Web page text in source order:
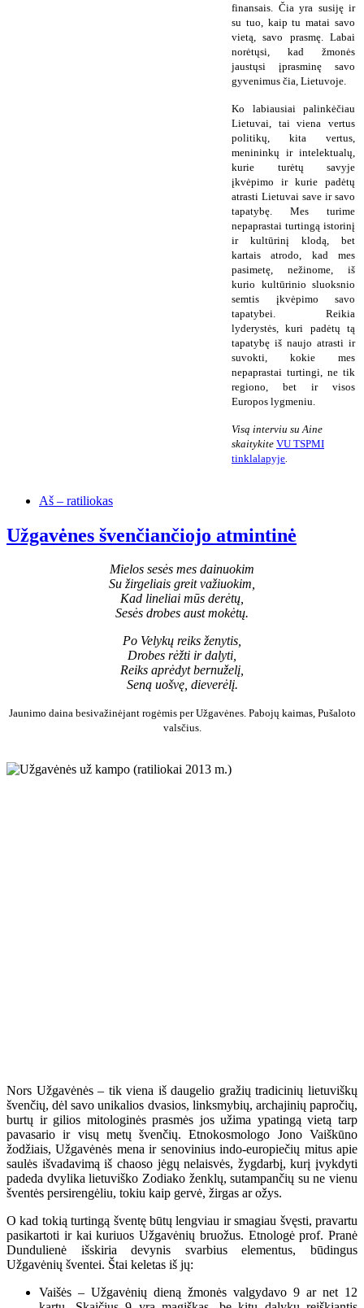
finansais. Čia yra susiję ir
su tuo, kaip tu matai savo
vietą, savo prasmę. Labai
norėtųsi, kad žmonės
jaustųsi įprasminę savo
gyvenimus čia, Lietuvoje.
Ko labiausiai palinkėčiau
Lietuvai, tai viena vertus
politikų, kita vertus,
menininkų ir intelektualų,
kurie turėtų savyje
įkvėpimo ir kurie padėtų
atrasti Lietuvai save ir savo
tapatybę. Mes turime
nepaprastai turtingą istorinį
ir kultūrinį klodą, bet
kartais atrodo, kad mes
pasimetę, nežinome, iš
kurio kultūrinio sluoksnio
semtis įkvėpimo savo
tapatybei. Reikia
lyderystės, kuri padėtų tą
tapatybę iš naujo atrasti ir
suvokti, kokie mes
nepaprastai turtingi, ne tik
regiono, bet ir visos
Europos lygmeniu.
Visą interviu su Aine
skaitykite VU TSPMI
tinklalapyje
Aš – ratiliokas
Užgavėnes švenčiančiojo atmintinė
Mielos sesės mes dainuokim
Su žirgeliais greit važiuokim,
Kad lineliai mūs derėtų,
Sesės drobes aust mokėtų.
Po Velykų reiks ženytis,
Drobes rėžti ir dalyti,
Reiks aprėdyt bernuželį,
Seną uošvę, dieverėlį.
Jaunimo daina besivažinėjant rogėmis per Užgavėnes. Pabojų kaimas, Pušaloto
valsčius.
Nors Užgavėnės – tik viena iš daugelio gražių tradicinių lietuviškų
švenčių, dėl savo unikalios dvasios, linksmybių, archajinių papročių,
burtų ir gilios mitologinės prasmės jos užima ypatingą vietą tarp
pavasario ir visų metų švenčių. Etnokosmologo Jono Vaiškūno
žodžiais, Užgavėnės mena ir senovinius indo-europiečių mitus apie
saulės išvadavimą iš chaoso jėgų nelaisvės, žygdarbį, kurį įvykdyti
padeda dvylika lietuviško Zodiako ženklų, sutampančių su ne vienu
šventės persirengėliu, tokiu kaip gervė, žirgas ar ožys.
O kad tokią turtingą šventę būtų lengviau ir smagiau švęsti, pravartu
pasikartoti ir kai kuriuos Užgavėnių bruožus. Etnologė prof. Pranė
Dundulienė išskiria devynis svarbius elementus, būdingus
Užgavėnių šventei. Štai keletas iš jų:
Vaišės – Užgavėnių dieną žmonės valgydavo 9 ar net 12